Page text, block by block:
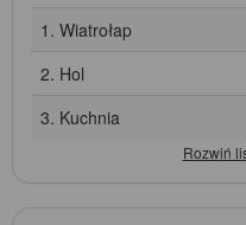
1. Wiatrołap
2. Hol
3. Kuchnia